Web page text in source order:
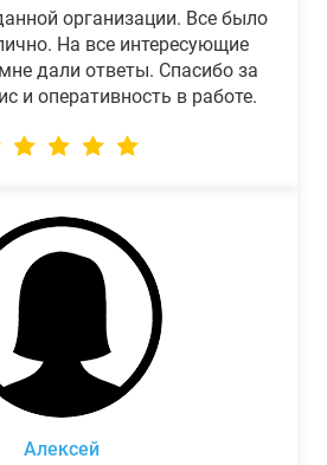
организации. Все было
На все интересующие
дали ответы. Спасибо за
и оперативность в работе.
Алексей